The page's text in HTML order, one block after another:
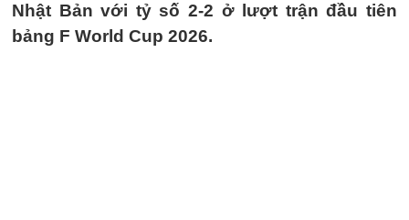
Nhật Bản với tỷ số 2-2 ở lượt trận đầu tiên
bảng F World Cup 2026.